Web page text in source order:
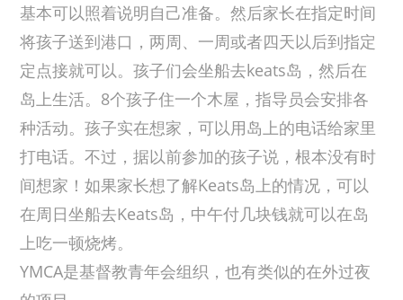
基本可以照着说明自己准备。然后家长在指定时间
将孩子送到港口，两周、一周或者四天以后到指定
定点接就可以。孩子们会坐船去keats岛，然后在
岛上生活。8个孩子住一个木屋，指导员会安排各
种活动。孩子实在想家，可以用岛上的电话给家里
打电话。不过，据以前参加的孩子说，根本没有时
间想家！如果家长想了解Keats岛上的情况，可以
在周日坐船去Keats岛，中午付几块钱就可以在岛
上吃一顿烧烤。
YMCA是基督教青年会组织，也有类似的在外过夜